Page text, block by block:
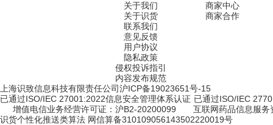
关于我们
关于识货
联系我们
意见反馈
用户协议
隐私政策
侵权投诉指引
内容发布规范
商家中心
商家合作
上海识致信息科技有限责任公司沪ICP备19023651号-15
已通过ISO/IEC 27001:2022信息安全管理体系认证 已通过ISO/IEC
增值电信业务经营许可证：沪B2-20200099
互联网药品信息服
识货个性化推送类算法 网信算备310109056143502220019号